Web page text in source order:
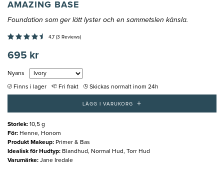
AMAZING BASE
Foundation som ger lätt lyster och en sammetslen känsla.
4,7 (3 Reviews)
695 kr
Nyans
Finns i lager Fri frakt Skickas normalt inom 24h
LÄGG I VARUKORG +
Storlek: 10,5 g
För: Henne, Honom
Produkt Makeup: Primer & Bas
Idealisk för Hudtyp: Blandhud, Normal Hud, Torr Hud
Varumärke: Jane Iredale